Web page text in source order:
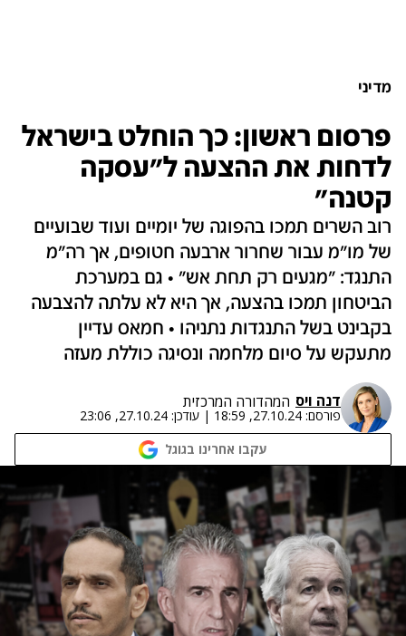
מדיני
פרסום ראשון: כך הוחלט בישראל
לדחות את ההצעה ל"עסקה
קטנה"
רוב השרים תמכו בהפוגה של יומיים ועוד שבועיים
של מו"מ עבור שחרור ארבעה חטופים, אך רה"מ
התנגד: "מגעים רק תחת אש" • גם במערכת
הביטחון תמכו בהצעה, אך היא לא עלתה להצבעה
בקבינט בשל התנגדות נתניהו • חמאס עדיין
מתעקש על סיום מלחמה ונסיגה כוללת מעזה
דנה ויס המהדורה המרכזית
פורסם: 27.10.24, 18:59
| עודכן: 27.10.24, 23:06
עקבו אחרינו בגוגל